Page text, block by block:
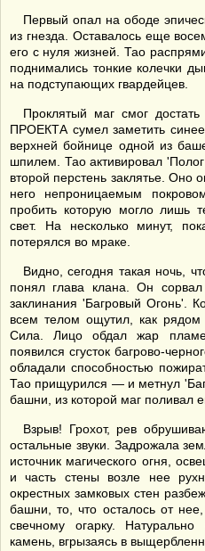
Первый опал на ободе
из гнезда. Оставалось еще
его с нуля жизней. Тао
поднимались тонкие колечки
на подступающих гвардейцев.
Проклятый маг смог
ПРОЕКТА сумел заметить
верхней бойнице одной из
шпилем. Тао активировал
второй перстень заклятье. Оно
него непроницаемым
пробить которую могло лишь
свет. На несколько минут,
потерялся во мраке.
Видно, сегодня такая ночь,
понял глава клана. Он сорвал
заклинания 'Багровый Огонь'.
всем телом ощутил, как рядом
Сила. Лицо обдал жар
появился сгусток багрово-
обладали способностью
Тао прищурился — и метнул
башни, из которой маг поливал
Взрыв! Грохот, рев
остальные звуки. Задрожала
источник магического огня,
и часть стены возле нее
окрестных замковых стен
башни, то, что осталось от
свечному огарку.
камень, вгрызаясь в